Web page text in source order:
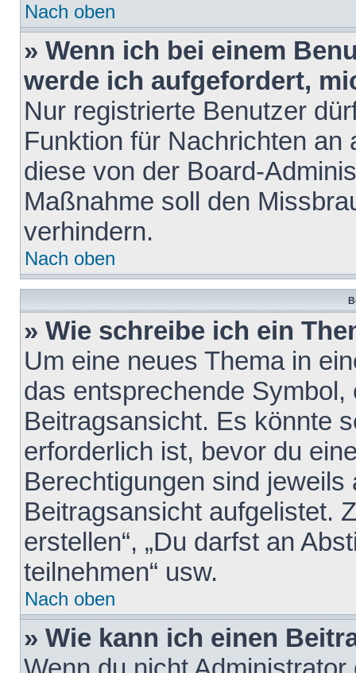
Nach oben
» Wenn ich bei einem
werde ich aufgefordert,
Nur registrierte Benutzer
Funktion für Nachrichten
diese von der Board-
Maßnahme soll den
verhindern.
Nach oben
» Wie schreibe ich ein
Um eine neues Thema in
das entsprechende
Beitragsansicht. Es könnte
erforderlich ist, bevor du
Berechtigungen sind
Beitragsansicht aufgelistet.
erstellen“, „Du darfst an
teilnehmen“ usw.
Nach oben
» Wie kann ich einen